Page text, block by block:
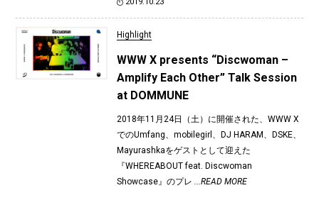
2019.10.23
Highlight
WWW X presents “Discwoman –
Amplify Each Other” Talk Session
at DOMMUNE
2018年11月24日（土）に開催された、WWW X
でのUmfang、mobilegirl、DJ HARAM、DSKE、
Mayurashkaをゲストとして迎えた
『WHEREABOUT feat. Discwoman
Showcase』のプレ ...READ MORE